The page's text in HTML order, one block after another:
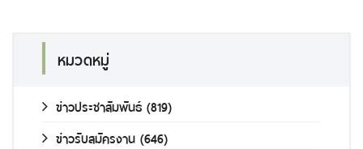
หมวดหมู่
ข่าวประชาสัมพันธ์ (819)
ข่าวรับสมัครงาน (646)